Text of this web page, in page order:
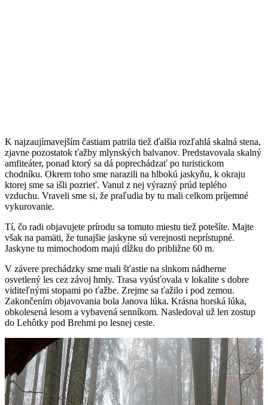
K najzaujímavejším častiam patrila tiež ďalšia rozľahlá skalná stena,
zjavne pozostatok ťažby mlynských balvanov. Predstavovala skalný
amfiteáter, ponad ktorý sa dá poprechádzať po turistickom
chodníku. Okrem toho sme narazili na hlbokú jaskyňu, k okraju
ktorej sme sa išli pozrieť. Vanul z nej výrazný prúd teplého
vzduchu. Vraveli sme si, že praľudia by tu mali celkom príjemné
vykurovanie.
Tí, čo radi objavujete prírodu sa tomuto miestu tiež potešíte. Majte
však na pamäti, že tunajšie jaskyne sú verejnosti neprístupné.
Jaskyne tu mimochodom majú dĺžku do približne 60 m.
V závere prechádzky sme mali šťastie na slnkom nádherne
osvetlený les cez závoj hmly. Trasa vyúsťovala v lokalite s dobre
viditeľnými stopami po ťažbe. Zrejme sa ťažilo i pod zemou.
Zakončením objavovania bola Janova lúka. Krásna horská lúka,
obkolesená lesom a vybavená senníkom. Nasledoval už len zostup
do Lehôtky pod Brehmi po lesnej ceste.